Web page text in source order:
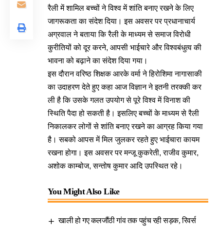
रैली में शामिल बच्चों ने विश्व में शांति बनाए रखने के लिए
जागरूकता का संदेश दिया। इस अवसर पर प्रधानाचार्य
अग्रवाल ने बताया कि रैली के माध्यम से समाज विरोधी
कुरीतियों को दूर करने, आपसी भाईचारे और विश्वबंधुत्व की
भावना को बढ़ाने का संदेश दिया गया।
इस दौरान वरिष्ठ शिक्षक आरके वर्मा ने हिरोशिमा नागासाकी
का उदाहरण देते हुए कहा आज विज्ञान ने इतनी तरक्की कर
ली है कि उसके गलत उपयोग से पूरे विश्व में विनाश की
स्थिति पैदा हो सकती है। इसलिए बच्चों के माध्यम से रैली
निकालकर लोगों से शांति बनाए रखने का आग्रह किया गया
है। सबको आपस में मिल जुलकर रहते हुए भाईचारा कायम
रखना होगा। इस अवसर पर मन्जू कुकरेती, राजीव कुमार,
अशोक काम्बोज, सन्तोष कुमार आदि उपस्थित रहे।
You Might Also Like
खाली हो गए कलजौंठी गांव तक पहुंच रही सड़क, रिवर्स